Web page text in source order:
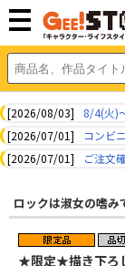
[2026/08/03]
8/4(火)
[2026/07/01]
コンビ
[2026/07/01]
ご注文
ロックは淑女の嗜み
★限定★描き下ろ